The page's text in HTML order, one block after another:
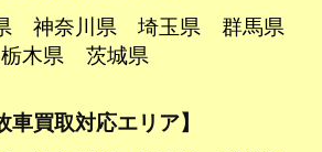
神奈川県 埼玉県
群馬県
栃木県
茨城県
車買取対応エリア】